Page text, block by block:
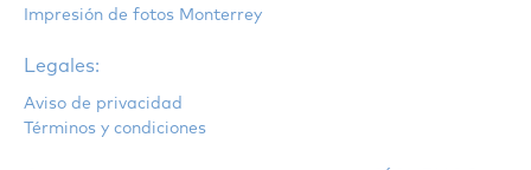
Impresión de fotos Monterrey
Legales:
Aviso de privacidad
Términos y condiciones